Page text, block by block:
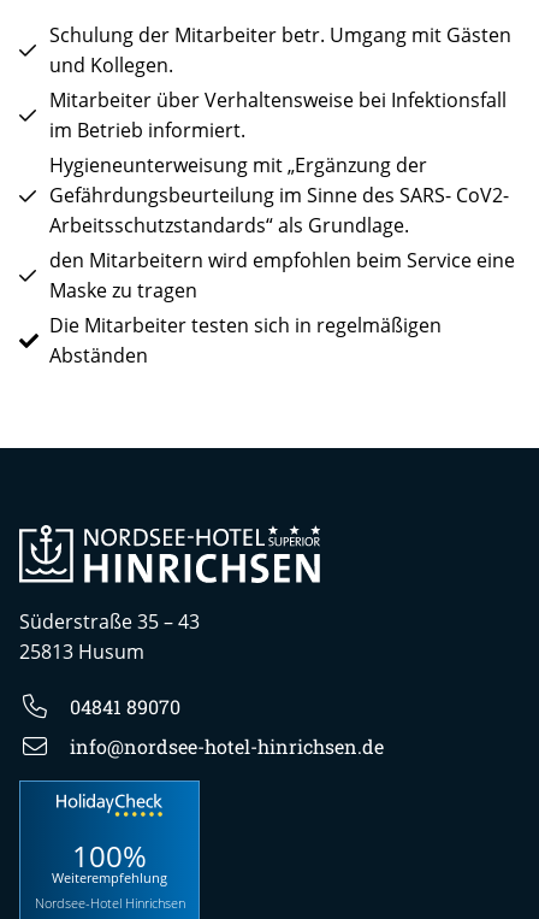
Schulung der Mitarbeiter betr. Umgang mit Gästen
und Kollegen.
Mitarbeiter über Verhaltensweise bei Infektionsfall
im Betrieb informiert.
Hygieneunterweisung mit „Ergänzung der
Gefährdungsbeurteilung im Sinne des SARS- CoV2-
Arbeitsschutzstandards“ als Grundlage.
den Mitarbeitern wird empfohlen beim Service eine
Maske zu tragen
Die Mitarbeiter testen sich in regelmäßigen
Abständen
Süderstraße 35 – 43
25813 Husum
04841 89070
info@nordsee-hotel-hinrichsen.de
100%
Weiterempfehlung
Nordsee-Hotel Hinrichsen